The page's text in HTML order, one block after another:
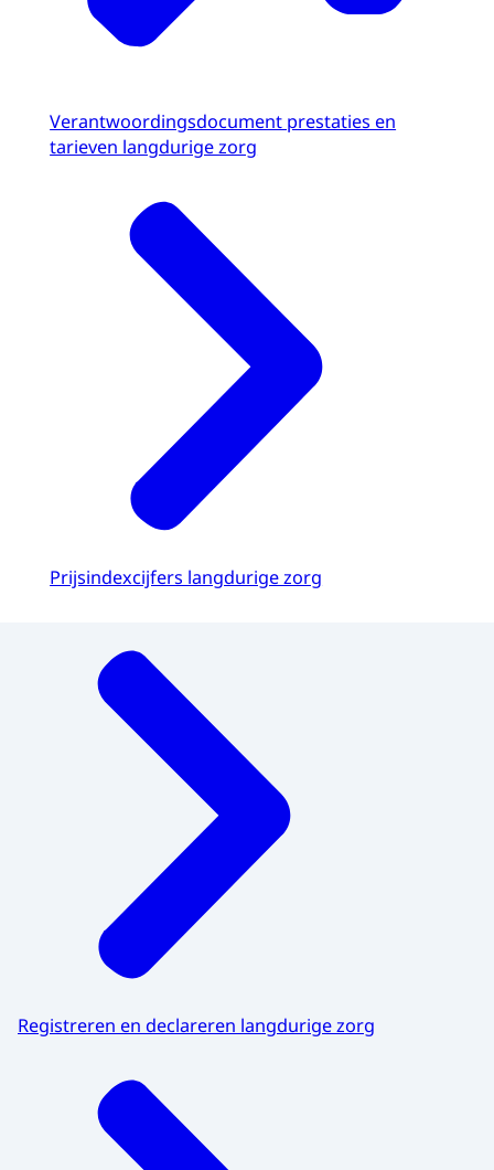
Verantwoordingsdocument prestaties en
tarieven langdurige zorg
Prijsindexcijfers langdurige zorg
Registreren en declareren langdurige zorg